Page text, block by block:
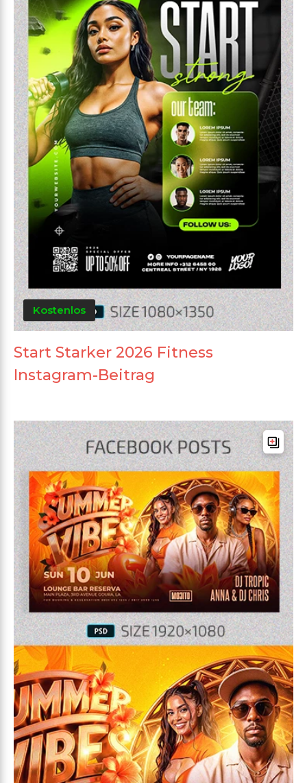
Kostenlos
Start Starker 2026 Fitness
Instagram-Beitrag